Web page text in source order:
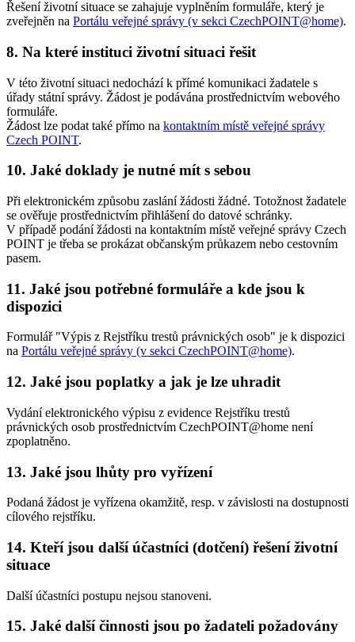
Řešení životní situace se zahajuje vyplněním formuláře, který je
zveřejněn na Portálu veřejné správy (v sekci CzechPOINT@home).
8. Na které instituci životní situaci řešit
V této životní situaci nedochází k přímé komunikaci žadatele s
úřady státní správy. Žádost je podávána prostřednictvím webového
formuláře.
Žádost lze podat také přímo na kontaktním místě veřejné správy
Czech POINT.
10. Jaké doklady je nutné mít s sebou
Při elektronickém způsobu zaslání žádosti žádné. Totožnost žadatele
se ověřuje prostřednictvím přihlášení do datové schránky.
V případě podání žádosti na kontaktním místě veřejné správy Czech
POINT je třeba se prokázat občanským průkazem nebo cestovním
pasem.
11. Jaké jsou potřebné formuláře a kde jsou k
dispozici
Formulář "Výpis z Rejstříku trestů právnických osob" je k dispozici
na Portálu veřejné správy (v sekci CzechPOINT@home).
12. Jaké jsou poplatky a jak je lze uhradit
Vydání elektronického výpisu z evidence Rejstříku trestů
právnických osob prostřednictvím CzechPOINT@home není
zpoplatněno.
13. Jaké jsou lhůty pro vyřízení
Podaná žádost je vyřízena okamžitě, resp. v závislosti na dostupnosti
cílového rejstříku.
14. Kteří jsou další účastníci (dotčení) řešení životní
situace
Další účastníci postupu nejsou stanoveni.
15. Jaké další činnosti jsou po žadateli požadovány